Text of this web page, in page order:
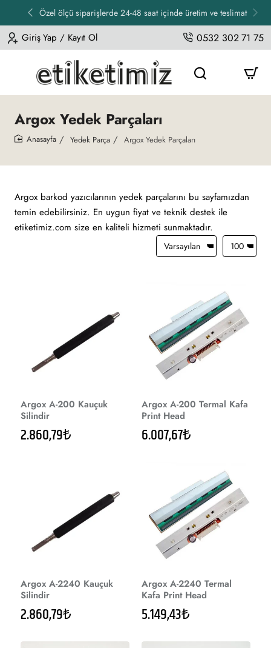
Özel ölçü siparişlerde 24-48 saat içinde üretim ve teslimat
Giriş Yap / Kayıt Ol 0532 302 71 75
Argox Yedek Parçaları
Yedek Parça Argox Yedek Parçaları
Argox barkod yazıcılarının yedek parçalarını bu sayfamızdan
temin edebilirsiniz. En uygun fiyat ve teknik destek ile
etiketimiz.com size en kaliteli hizmeti sunmaktadır.
Argox A-200 Kauçuk
Silindir
2.860,79₺
Argox A-200 Termal Kafa
Print Head
6.007,67₺
Argox A-2240 Kauçuk
Silindir
2.860,79₺
Argox A-2240 Termal
Kafa Print Head
5.149,43₺